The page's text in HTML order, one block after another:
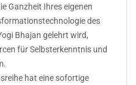
Ganzheit Ihres eigenen
des
Bhajan gelehrt wird,
für Selbsterkenntnis und
hat eine sofortige